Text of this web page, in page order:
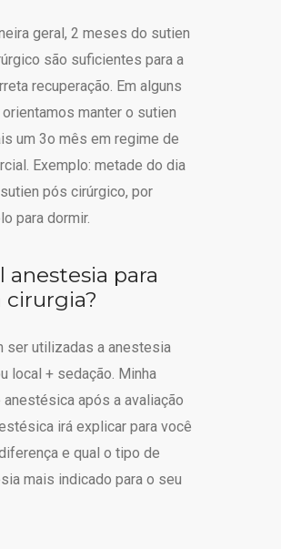
geral, 2 meses do sutien
são suficientes para a
recuperação. Em alguns
manter o sutien
um 3o mês em regime de
Exemplo: metade do dia
pós cirúrgico, por
para dormir.
anestesia para
cirurgia?
ser utilizadas a anestesia
local + sedação. Minha
anestésica após a avaliação
irá explicar para você
e qual o tipo de
mais indicado para o seu